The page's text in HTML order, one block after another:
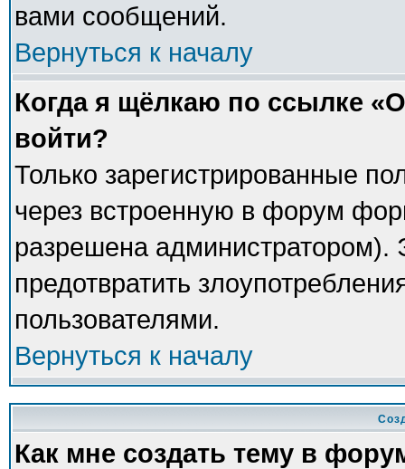
вами сообщений.
Вернуться к началу
Когда я щёлкаю по ссылке
войти?
Только зарегистрированные
через встроенную в форум
разрешена администратором).
предотвратить
пользователями.
Вернуться к началу
Как мне создать тему в